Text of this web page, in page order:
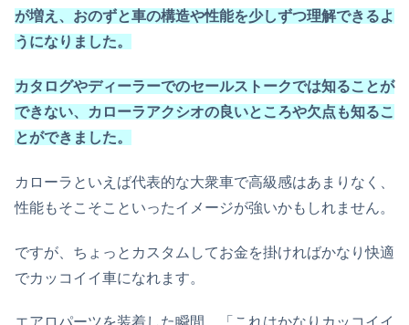
が増え、おのずと車の構造や性能を少しずつ理解できるよ
うになりました。
カタログやディーラーでのセールストークでは知ることが
できない、カローラアクシオの良いところや欠点も知るこ
とができました。
カローラといえば代表的な大衆車で高級感はあまりなく、
性能もそこそこといったイメージが強いかもしれません。
ですが、ちょっとカスタムしてお金を掛ければかなり快適
でカッコイイ車になれます。